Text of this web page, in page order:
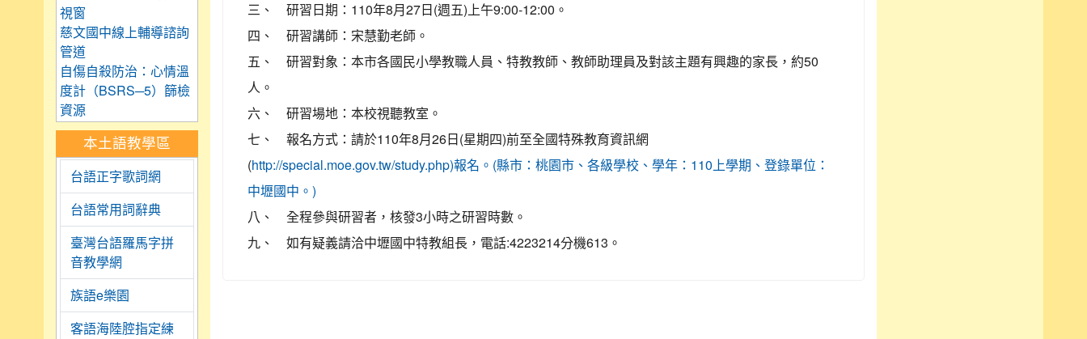
三、 研習日期：110年8月27日(週五)上午9:00-12:00。
四、 研習講師：宋慧勤老師。
五、 研習對象：本市各國民小學教職人員、特教教師、教師助理員及對該主題有興趣的家長，約50
人。
六、 研習場地：本校視聽教室。
七、 報名方式：請於110年8月26日(星期四)前至全國特殊教育資訊網
(http://special.moe.gov.tw/study.php)報名。(縣市：桃園市、各級學校、學年：110上學期、登錄單位：
中壢國中。)
八、 全程參與研習者，核發3小時之研習時數。
九、 如有疑義請洽中壢國中特教組長，電話:4223214分機613。
慈文國中線上輔導諮詢
管道
自傷自殺防治：心情溫
度計（BSRS─5）篩檢
資源
本土語教學區
台語正字歌詞網
台語常用詞辭典
臺灣台語羅馬字拼
音教學網
族語e樂園
客語海陸腔指定練